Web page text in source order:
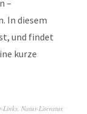
–
In diesem
und findet
kurze
Links, Natur-Literatur,